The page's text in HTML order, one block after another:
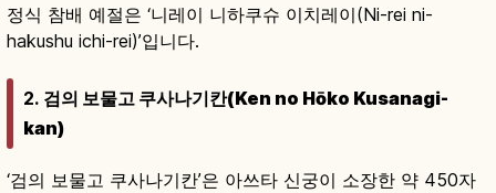
정식 참배 예절은 ‘니레이 니하쿠슈 이치레이(Ni-rei ni-
hakushu ichi-rei)’입니다.
2. 검의 보물고 쿠사나기칸(Ken no Hōko Kusanagi-
kan)
‘검의 보물고 쿠사나기칸’은 아쓰타 신궁이 소장한 약 450자